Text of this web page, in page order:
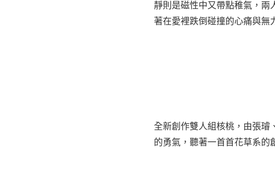
靜則是磁性中又帶點稚氣，兩
著在愛裡跌倒碰撞的心痛與無
全新創作雙人組核桃，由張璿
的勇氣，聽著一首首花草系的